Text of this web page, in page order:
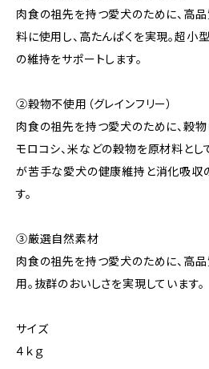
肉食の祖先を持つ愛犬のために、高
料に使用し、高たんぱくを実現。超
の維持をサポートします。
②穀物不使用（グレインフリー）
肉食の祖先を持つ愛犬のために、穀物
モロコシ、米などの穀物を原材料とし
が苦手な愛犬の健康維持と消化吸収
す。
③厳選自然素材
肉食の祖先を持つ愛犬のために、高
用。抜群のおいしさを実現しています。
サイズ
４ｋｇ